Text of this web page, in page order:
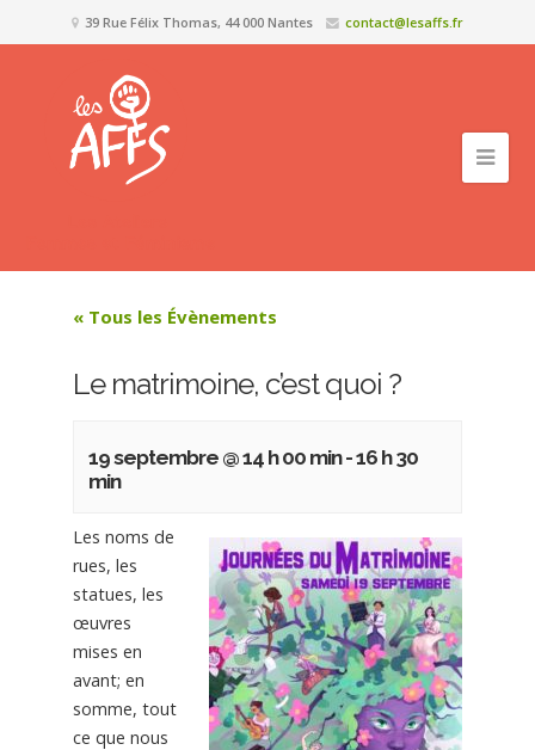
39 Rue Félix Thomas, 44 000 Nantes contact@lesaffs.fr
« Tous les Évènements
Le matrimoine, c’est quoi ?
19 septembre @ 14 h 00 min-16 h 30
min
Les noms de
rues, les
statues, les
œuvres
mises en
avant; en
somme, tout
ce que nous